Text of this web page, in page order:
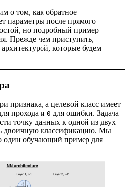
о том, как обратное
параметры после прямого
но подробный пример
Прежде чем приступить,
которые будем
признака, а целевой класс имеет
прохода и 0 для ошибки. Задача
точку данных к одной из двух
двоичную классификацию. Мы
один обучающий пример для